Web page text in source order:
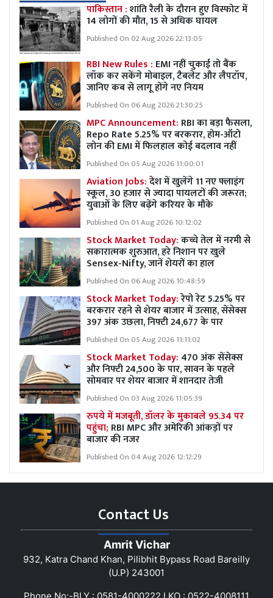
पाकिस्तान :शांति रैली के दौरान हुए विस्फोट में
14 लोगों की मौत, 15 से अधिक घायल
Published On 02 Aug 2026 22:13:05
RBI New Rules : EMI नहीं चुकाई तो बैंक
लॉक कर सकेंगे मोबाइल, टैबलेट और लैपटॉप,
जानिए कब से लागू होंगे नए नियम
Published On 06 Aug 2026 21:30:25
MPC Announcement: RBI का बड़ा फैसला,
Repo Rate 5.25% पर बरकरार, होम-ऑटो
लोन की EMI में फिलहाल कोई बदलाव नहीं
Published On 05 Aug 2026 11:00:01
Aviation Jobs:देश में खुलेंगे 11 नए फ्लाइंग
स्कूल, 30 हजार से ज्यादा पायलटों की जरूरत;
युवाओं के लिए बढ़ेंगे करियर के मौके
Published On 01 Aug 2026 10:12:02
Stock Market Today:कच्चे तेल में नरमी से
सकारात्मक शुरुआत, हरे निशान पर खुले
Sensex-Nifty, जानें शेयरों का हाल
Published On 06 Aug 2026 10:48:59
Stock Market Today:रेपो रेट 5.25% पर
बरकरार रहने से शेयर बाजार में उत्साह, सेंसेक्स
397 अंक उछला, निफ्टी 24,677 के पार
Published On 05 Aug 2026 11:11:02
Stock Market Today: 470 अंक सेंसेक्स
और निफ्टी 24,500 के पार, सावन के पहले
सोमवार पर शेयर बाजार में शानदार तेजी
Published On 03 Aug 2026 11:05:39
रुपये में मजबूती, डॉलर के मुकाबले 95.34 पर
पहुंचा; RBI MPC और अमेरिकी आंकड़ों पर
बाजार की नजर
Published On 04 Aug 2026 12:12:29
Contact Us
Amrit Vichar
932, Katra Chand Khan, Pilibhit Bypass Road Bareilly
(U.P) 243001